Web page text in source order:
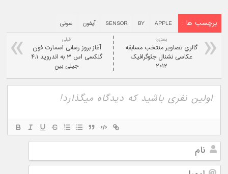
برچسب ها : APPLE
BY
SENSOR آیفون سونی
قبلی
آغاز بروز رسانی اسمارت فون
گلکسی اس ۳ به اندروید ۴.۱
جیلی بین
بعدی:
گالري تصاوير منتخب مسابقه
عکاسی نشنال جئوگرافیک
۲۰۱۲
نام
ایمیل